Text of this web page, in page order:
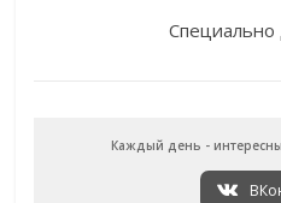
Специально
Каждый день -